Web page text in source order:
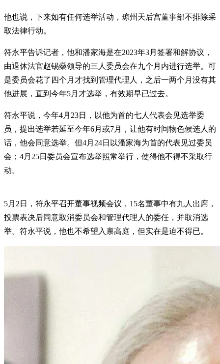
他也说，下来如有任何选举活动，琼州天后宫董事部不排除采
取法律行动。
符永平告诉记者，他和潘家海是在2023年3月签署和解协议，
由退休法官赵锡燊领导的三人委员会在九个月内进行选举。可
是委员会花了四个月才找到管理代理人，之后一两个月没有其
他进展，直到今年5月才选举，有效期早已过去。
符永平说，今年4月23日，以他为首的七人代表会见选举委
员，提出选举若延至今年6月或7月，让他有时间物色候选人的
话，他会同意选举。但4月24日以潘家海为首的代表见过委员
会；4月25日委员会宣布选举照常举行，使得他不得不采取行
动。
5月2日，符永平召开董事视频会议，15名董事中有九人出席，
投票表决后同意取消委员会和管理代理人的委任，并取消选
举。符永平说，他也不希望入禀高庭，但实在是迫不得已。